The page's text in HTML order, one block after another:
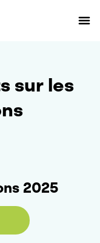
sur les
2025